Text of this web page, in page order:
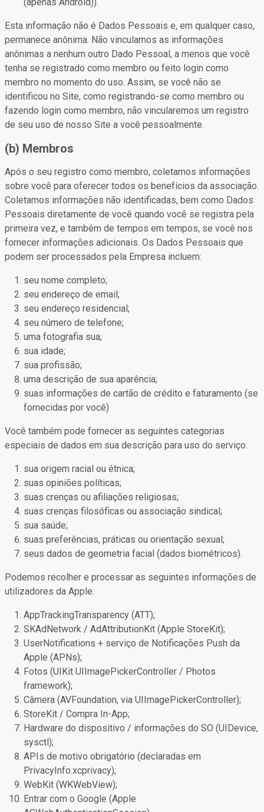
Esta informação não é Dados Pessoais e, em qualquer caso,
permanece anônima. Não vinculamos as informações
anônimas a nenhum outro Dado Pessoal, a menos que você
tenha se registrado como membro ou feito login como
membro no momento do uso. Assim, se você não se
identificou no Site, como registrando-se como membro ou
fazendo login como membro, não vincularemos um registro
de seu uso de nosso Site a você pessoalmente.
(b) Membros
Após o seu registro como membro, coletamos informações
sobre você para oferecer todos os benefícios da associação.
Coletamos informações não identificadas, bem como Dados
Pessoais diretamente de você quando você se registra pela
primeira vez, e também de tempos em tempos, se você nos
fornecer informações adicionais. Os Dados Pessoais que
podem ser processados pela Empresa incluem:
seu nome completo;
seu endereço de email;
seu endereço residencial;
seu número de telefone;
uma fotografia sua;
sua idade;
sua profissão;
uma descrição de sua aparência;
suas informações de cartão de crédito e faturamento (se
fornecidas por você)
Você também pode fornecer as seguintes categorias
especiais de dados em sua descrição para uso do serviço:
sua origem racial ou étnica;
suas opiniões políticas;
suas crenças ou afiliações religiosas;
suas crenças filosóficas ou associação sindical;
sua saúde;
suas preferências, práticas ou orientação sexual;
seus dados de geometria facial (dados biométricos).
Podemos recolher e processar as seguintes informações de
utilizadores da Apple:
AppTrackingTransparency (ATT);
SKAdNetwork / AdAttributionKit (Apple StoreKit);
UserNotifications + serviço de Notificações Push da
Apple (APNs);
Fotos (UIKit UIImagePickerController / Photos
framework);
Câmera (AVFoundation, via UIImagePickerController);
StoreKit / Compra In-App;
Hardware do dispositivo / informações do SO (UIDevice,
sysctl);
APIs de motivo obrigatório (declaradas em
PrivacyInfo.xcprivacy);
WebKit (WKWebView);
Entrar com o Google (Apple